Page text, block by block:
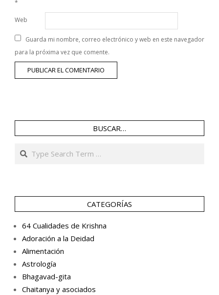
*
Web
Guarda mi nombre, correo electrónico y web en este navegador
para la próxima vez que comente.
BUSCAR…
Search
CATEGORÍAS
64 Cualidades de Krishna
Adoración a la Deidad
Alimentación
Astrología
Bhagavad-gita
Chaitanya y asociados